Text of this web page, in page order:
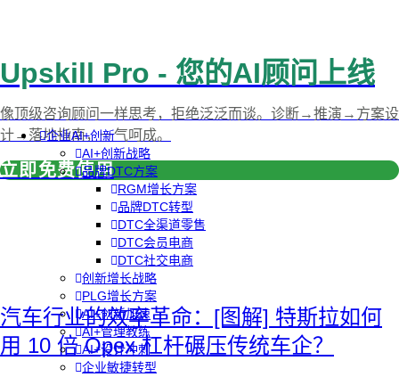
企业AI+创新
AI+创新战略
品牌DTC方案
RGM增长方案
品牌DTC转型
DTC全渠道零售
DTC会员电商
DTC社交电商
创新增长战略
PLG增长方案
AI+创新加速
AI+管理教练
AI+设计冲刺
企业敏捷转型
Upskill Pro - 您的AI顾问上线
像顶级咨询顾问一样思考，拒绝泛泛而谈。诊断→推演→方案设
计→落地指南，一气呵成。
立即免费使用
汽车行业的效率革命：[图解] 特斯拉如何
用 10 倍 Opex 杠杆碾压传统车企？